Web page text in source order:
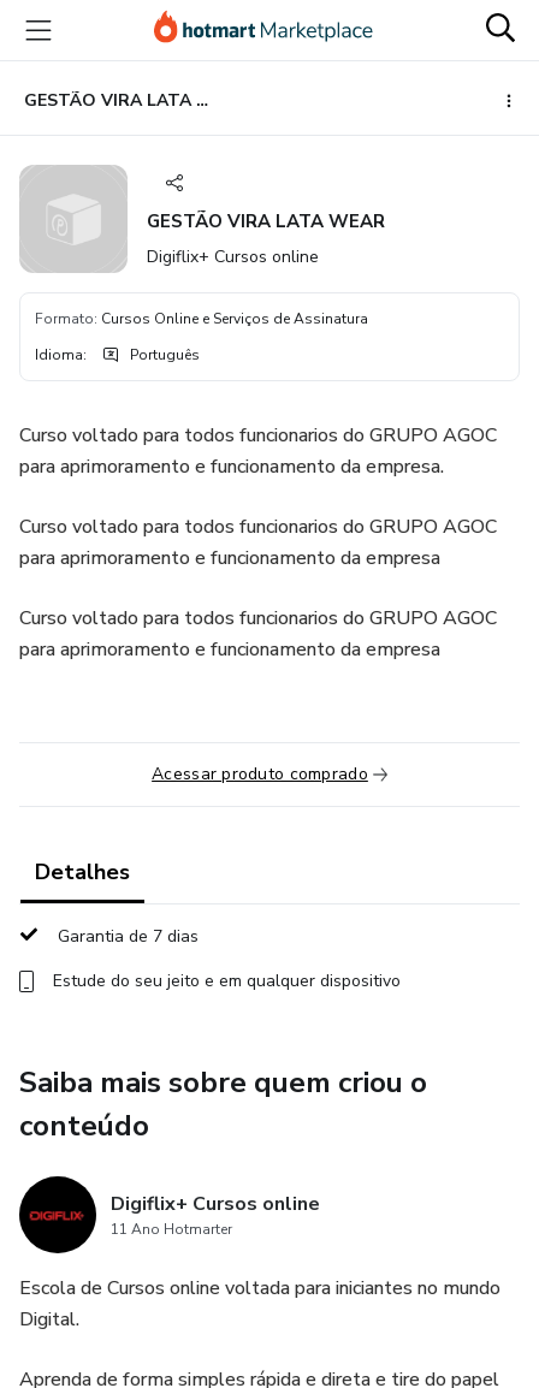
para
conteúdo
principal
para
pagamento
para
rodapé
GESTÃO VIRA LATA WEAR
GESTÃO VIRA LATA WEAR
Digiflix+ Cursos online
Formato: Cursos Online e Serviços de Assinatura
Idioma: Português
Curso voltado para todos funcionarios do GRUPO AGOC
para aprimoramento e funcionamento da empresa.
Curso voltado para todos funcionarios do GRUPO AGOC
para aprimoramento e funcionamento da empresa
Curso voltado para todos funcionarios do GRUPO AGOC
para aprimoramento e funcionamento da empresa
Acessar produto comprado
Detalhes
Garantia de 7 dias
Estude do seu jeito e em qualquer dispositivo
Saiba mais sobre quem criou o
conteúdo
Digiflix+ Cursos online
11 Ano Hotmarter
Escola de Cursos online voltada para iniciantes no mundo
Digital.
Aprenda de forma simples rápida e direta e tire do papel